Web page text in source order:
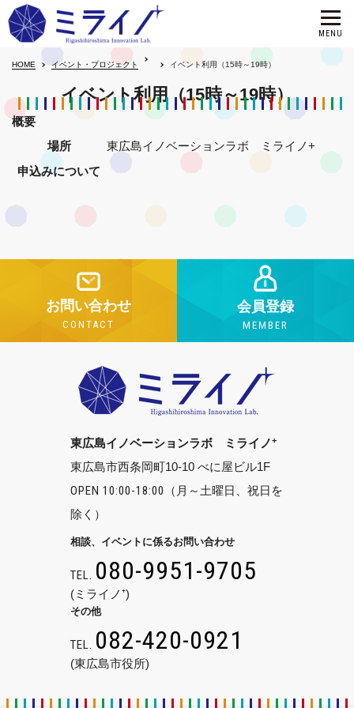
HOME イベント・プロジェクト イベント利用（15時～19時）
イベント利用（15時～19時）
概要
場所
東広島イノベーションラボ ミライノ+
申込みについて
お問い合わせ
CONTACT
会員登録
MEMBER
東広島イノベーションラボ ミライノ+
東広島市西条岡町10-10 べに屋ビル1F
OPEN 10:00-18:00
（月～土曜日、祝日を
除く）
相談、イベントに係るお問い合わせ
TEL. 080-9951-9705
(ミライノ⁺)
その他
TEL. 082-420-0921
(東広島市役所)